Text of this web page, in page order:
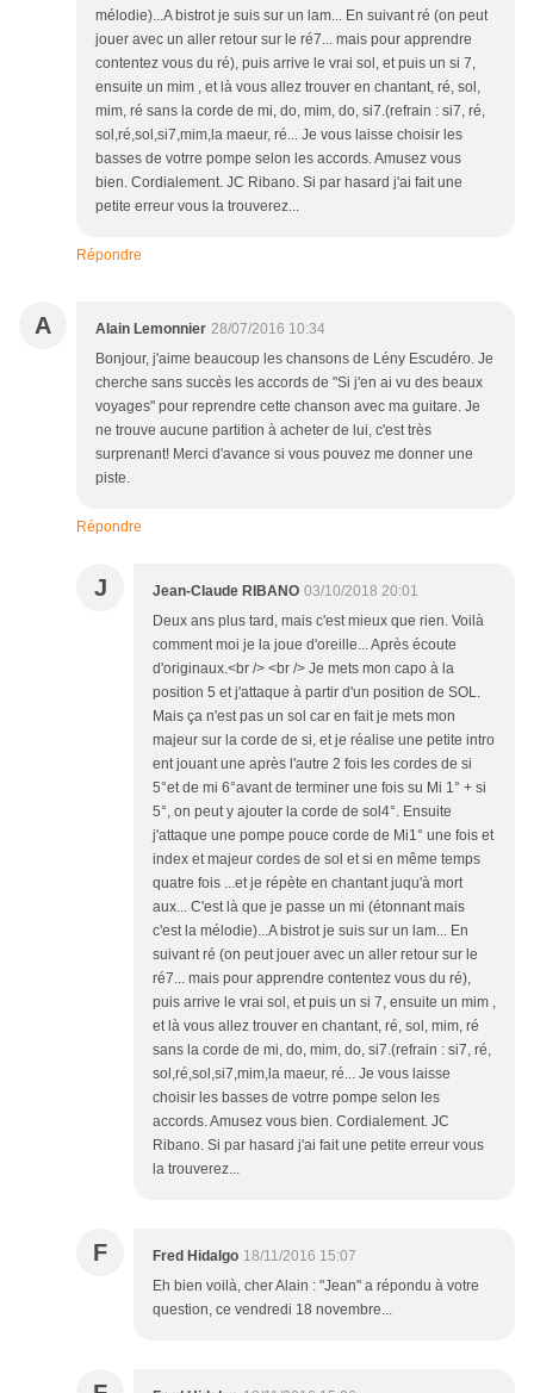
mélodie)...A bistrot je suis sur un lam... En suivant ré (on peut
jouer avec un aller retour sur le ré7... mais pour apprendre
contentez vous du ré), puis arrive le vrai sol, et puis un si 7,
ensuite un mim , et là vous allez trouver en chantant, ré, sol,
mim, ré sans la corde de mi, do, mim, do, si7.(refrain : si7, ré,
sol,ré,sol,si7,mim,la maeur, ré... Je vous laisse choisir les
basses de votrre pompe selon les accords. Amusez vous
bien. Cordialement. JC Ribano. Si par hasard j'ai fait une
petite erreur vous la trouverez...
Répondre
A Alain Lemonnier 28/07/2016 10:34
Bonjour, j'aime beaucoup les chansons de Lény Escudéro. Je
cherche sans succès les accords de "Si j'en ai vu des beaux
voyages" pour reprendre cette chanson avec ma guitare. Je
ne trouve aucune partition à acheter de lui, c'est très
surprenant! Merci d'avance si vous pouvez me donner une
piste.
Répondre
J Jean-Claude RIBANO 03/10/2018 20:01
Deux ans plus tard, mais c'est mieux que rien. Voilà
comment moi je la joue d'oreille... Après écoute
d'originaux.<br /> <br /> Je mets mon capo à la
position 5 et j'attaque à partir d'un position de SOL.
Mais ça n'est pas un sol car en fait je mets mon
majeur sur la corde de si, et je réalise une petite intro
ent jouant une après l'autre 2 fois les cordes de si
5°et de mi 6°avant de terminer une fois su Mi 1° + si
5°, on peut y ajouter la corde de sol4°. Ensuite
j'attaque une pompe pouce corde de Mi1° une fois et
index et majeur cordes de sol et si en même temps
quatre fois ...et je répète en chantant juqu'à mort
aux... C'est là que je passe un mi (étonnant mais
c'est la mélodie)...A bistrot je suis sur un lam... En
suivant ré (on peut jouer avec un aller retour sur le
ré7... mais pour apprendre contentez vous du ré),
puis arrive le vrai sol, et puis un si 7, ensuite un mim ,
et là vous allez trouver en chantant, ré, sol, mim, ré
sans la corde de mi, do, mim, do, si7.(refrain : si7, ré,
sol,ré,sol,si7,mim,la maeur, ré... Je vous laisse
choisir les basses de votrre pompe selon les
accords. Amusez vous bien. Cordialement. JC
Ribano. Si par hasard j'ai fait une petite erreur vous
la trouverez...
F Fred Hidalgo 18/11/2016 15:07
Eh bien voilà, cher Alain : "Jean" a répondu à votre
question, ce vendredi 18 novembre...